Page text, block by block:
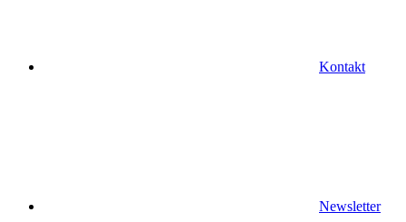
Kontakt
Newsletter